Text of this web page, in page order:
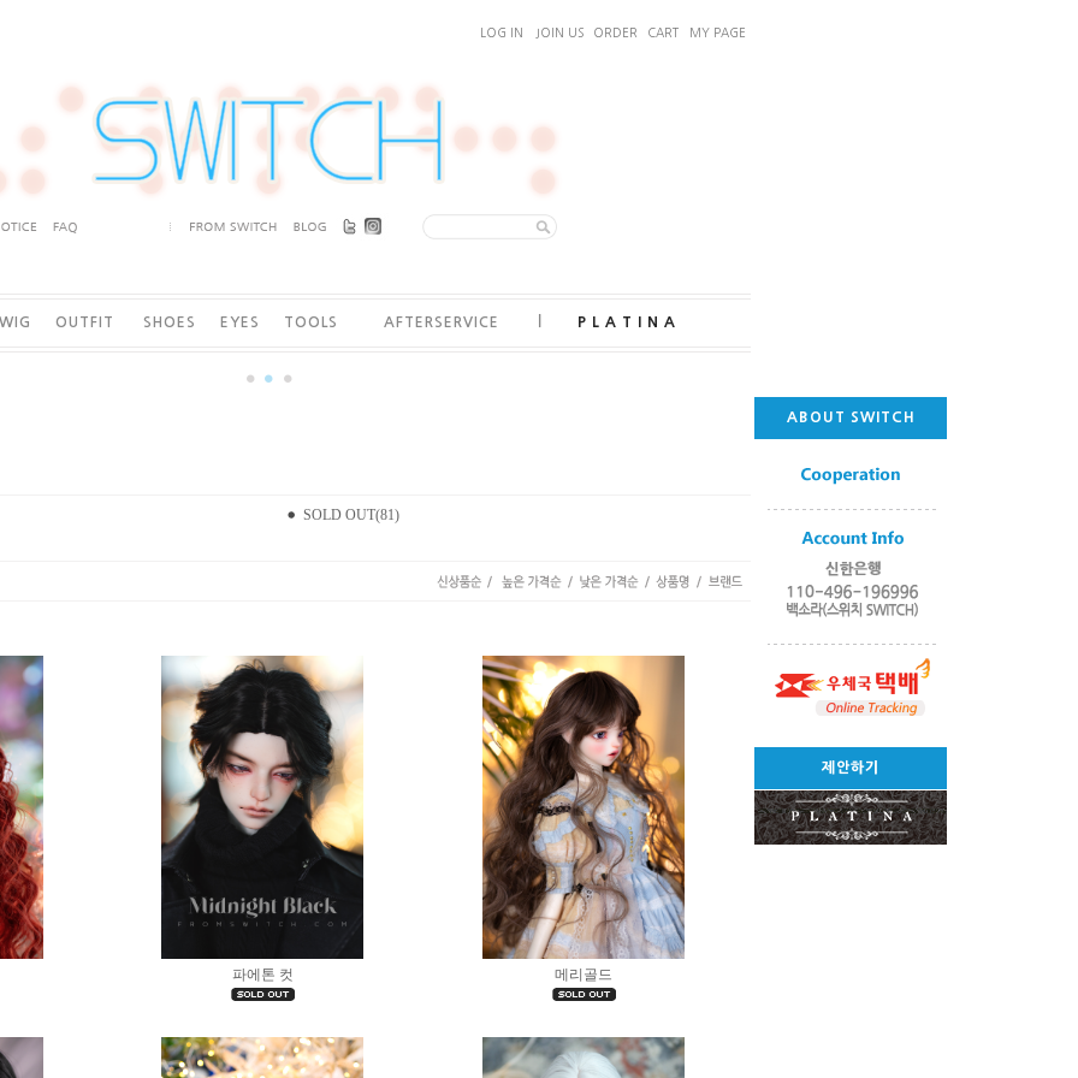
LOG IN JOIN US ORDER CART MY PAGE
WIG OUTFIT SHOES EYES TOOLS AFTERSERVICE PLATINA
SOLD OUT(81)
파에톤 컷 메리골드
ABOUT SWITCH
제안하기